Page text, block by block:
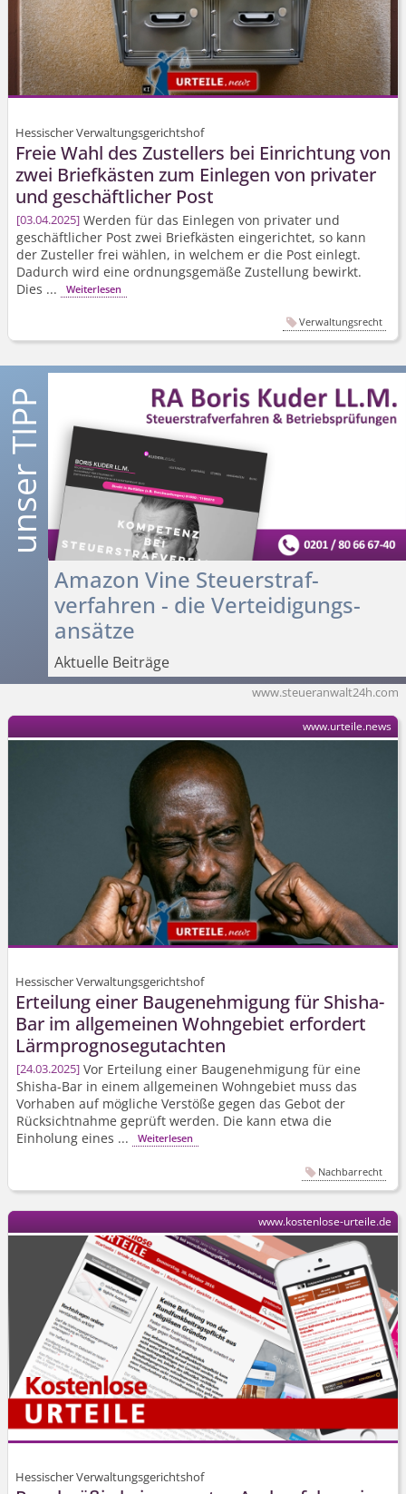
Hessischer Verwaltungsgerichtshof
Freie Wahl des Zustellers bei Einrichtung von
zwei Briefkästen zum Einlegen von privater
und geschäftlicher Post
03.04.2025 Werden für das Einlegen von privater und
geschäftlicher Post zwei Briefkästen eingerichtet, so kann
der Zusteller frei wählen, in welchem er die Post einlegt.
Dadurch wird eine ordnungsgemäße Zustellung bewirkt.
Dies ...
Weiterlesen
Verwaltungsrecht
Amazon Vine Steuerstraf­
verfahren - die Verteidigungs­
ansätze
Aktuelle Beiträge
www.steueranwalt24h.com
Hessischer Verwaltungsgerichtshof
Erteilung einer Baugenehmigung für Shisha-
Bar im allgemeinen Wohngebiet erfordert
Lärm­prognose­gutachten
24.03.2025 Vor Erteilung einer Baugenehmigung für eine
Shisha-Bar in einem allgemeinen Wohngebiet muss das
Vorhaben auf mögliche Verstöße gegen das Gebot der
Rücksichtnahme geprüft werden. Die kann etwa die
Einholung eines ...
Weiterlesen
www.urteile.news
Nachbarrecht
Hessischer Verwaltungsgerichtshof
www.kostenlose-urteile.de